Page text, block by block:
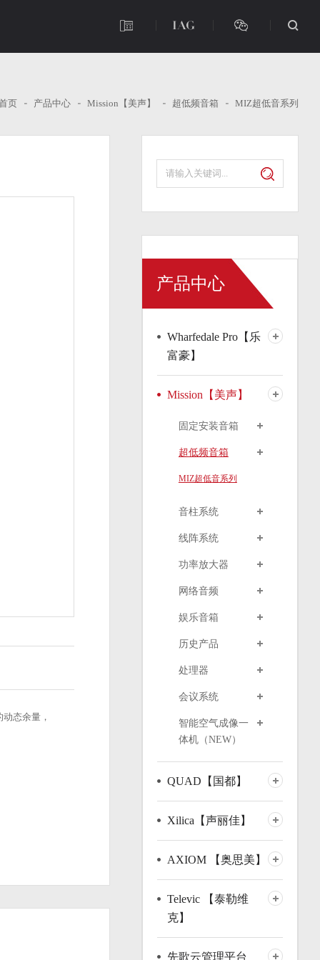
页 产品中心 Mission【美声】 超低频音箱 MIZ超低音系列
态余量，
产品中心
Wharfedale Pro【乐
富豪】
Mission【美声】
固定安装音箱
超低频音箱
MIZ超低音系列
音柱系统
线阵系统
功率放大器
网络音频
娱乐音箱
历史产品
处理器
会议系统
智能空气成像一
体机（NEW）
QUAD【国都】
Xilica【声丽佳】
AXIOM 【奥思美】
Televic 【泰勒维
克】
先歌云管理平台